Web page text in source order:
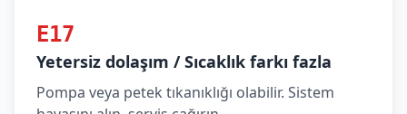
E17
Yetersiz dolaşım / Sıcaklık farkı fazla
Pompa veya petek tıkanıklığı olabilir. Sistem